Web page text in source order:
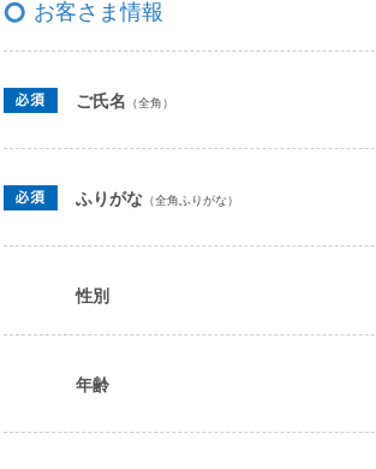
お客さま情報
ご氏名 （全角）
ふりがな （全角ふりがな）
性別
年齢